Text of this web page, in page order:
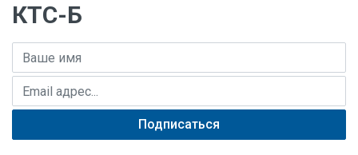
КТС-Б
Имя
E-mail адрес
Подписаться